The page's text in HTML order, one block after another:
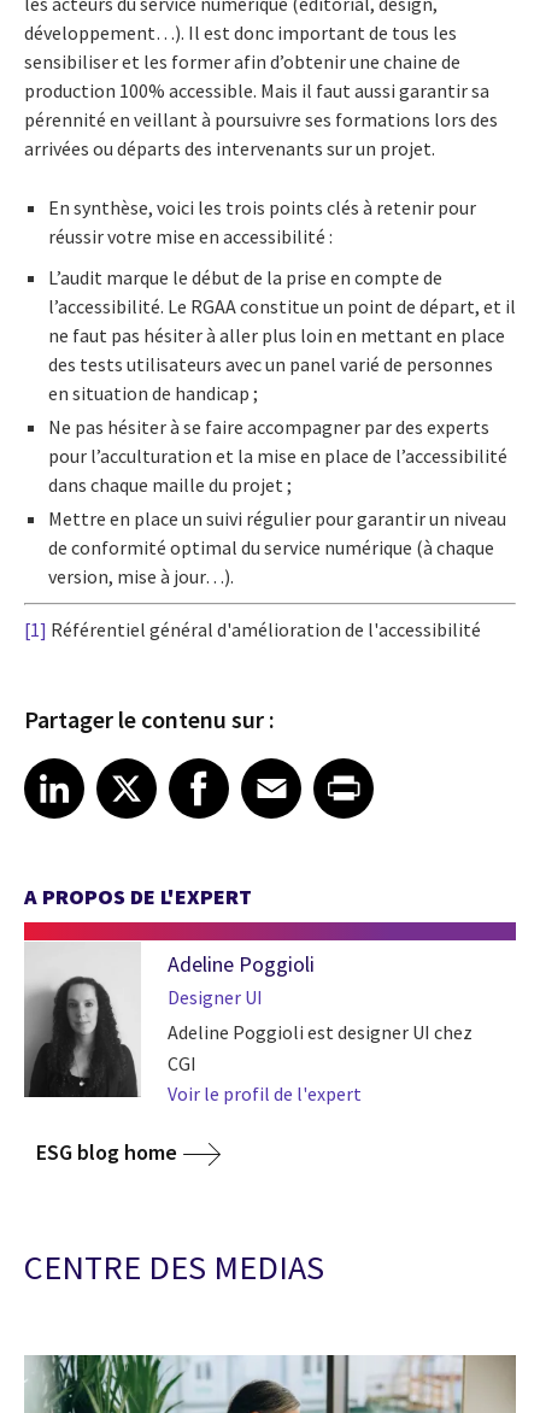
développement…). Il est donc important de tous les
sensibiliser et les former afin d’obtenir une chaine de
production 100% accessible. Mais il faut aussi garantir sa
pérennité en veillant à poursuivre ses formations lors des
arrivées ou départs des intervenants sur un projet.
En synthèse, voici les trois points clés à retenir pour
réussir votre mise en accessibilité :
L’audit marque le début de la prise en compte de
l’accessibilité. Le RGAA constitue un point de départ, et il
ne faut pas hésiter à aller plus loin en mettant en place
des tests utilisateurs avec un panel varié de personnes
en situation de handicap ;
Ne pas hésiter à se faire accompagner par des experts
pour l’acculturation et la mise en place de l’accessibilité
dans chaque maille du projet ;
Mettre en place un suivi régulier pour garantir un niveau
de conformité optimal du service numérique (à chaque
version, mise à jour…).
[1] Référentiel général d'amélioration de l'accessibilité
Partager le contenu sur :
Share article on LinkedIn
LinkedIn
Share article on XShare article on Facebook
Facebook
Share article on Email
EmailShare article on Print
A PROPOS DE L'EXPERT
Adeline Poggioli
Designer UI
Adeline Poggioli est designer UI chez
CGI
Voir le profil de l'expert
ESG blog home
CENTRE DES MEDIAS